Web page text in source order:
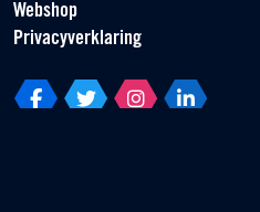
Webshop
Privacyverklaring